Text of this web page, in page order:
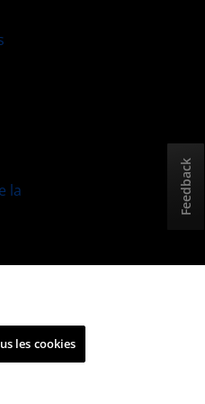
la
Feedback
les cookies